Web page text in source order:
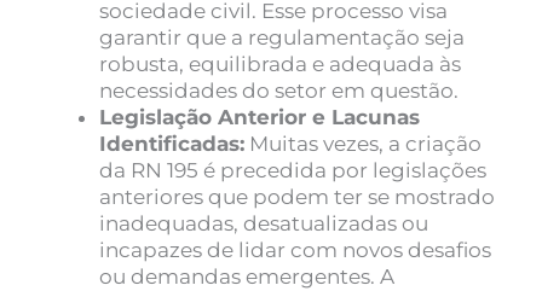
sociedade civil. Esse processo visa
garantir que a regulamentação seja
robusta, equilibrada e adequada às
necessidades do setor em questão.
Legislação Anterior e Lacunas
Identificadas: Muitas vezes, a criação
da RN 195 é precedida por legislações
anteriores que podem ter se mostrado
inadequadas, desatualizadas ou
incapazes de lidar com novos desafios
ou demandas emergentes. A